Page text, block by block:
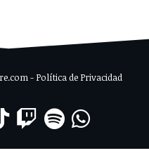
- Política de Privacidad